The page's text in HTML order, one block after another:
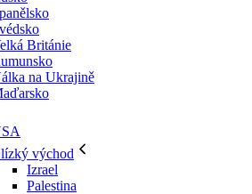
Británie
na Ukrajině
východ
Izrael
Palestina